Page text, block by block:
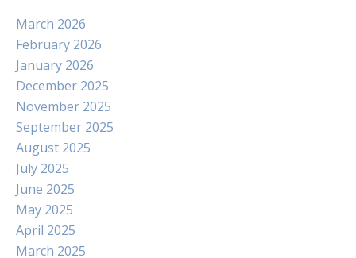
March 2026
February 2026
January 2026
December 2025
November 2025
September 2025
August 2025
July 2025
June 2025
May 2025
April 2025
March 2025